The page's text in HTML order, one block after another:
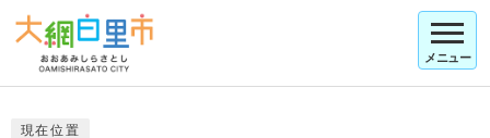
メニュー
現在位置